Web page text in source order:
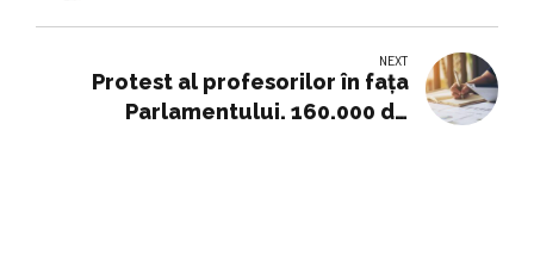
pentru acest rol (CFA)
NEXT
Protest al profesorilor în fața
Parlamentului. 160.000 de